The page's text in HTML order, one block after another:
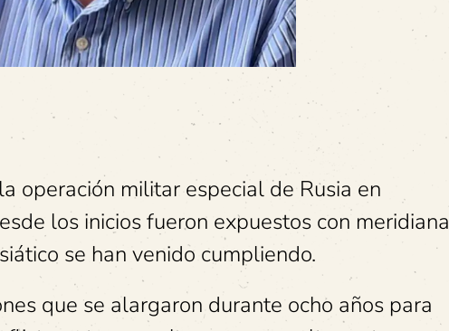
operación militar especial de Rusia en
los inicios fueron expuestos con meridiana
se han venido cumpliendo.
que se alargaron durante ocho años para